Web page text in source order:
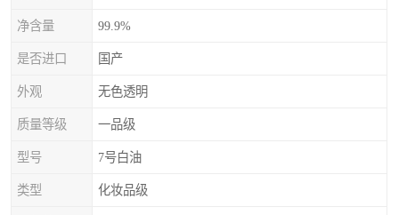
净含量 99.9%
是否进口 国产
外观 无色透明
质量等级 一品级
型号 7号白油
类型 化妆品级